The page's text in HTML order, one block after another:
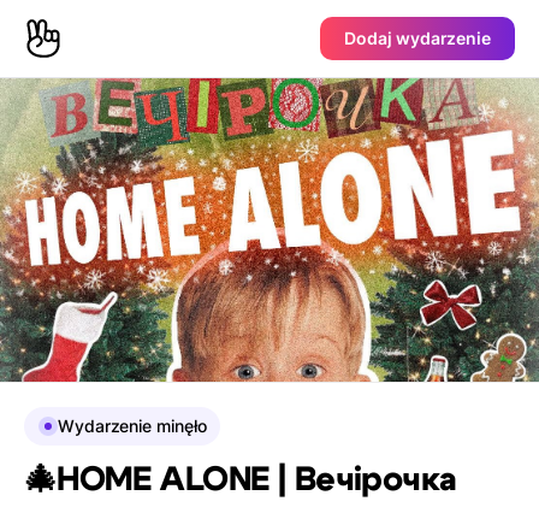
Dodaj wydarzenie
Wydarzenie minęło
🎄HOME ALONE | Вечірочка